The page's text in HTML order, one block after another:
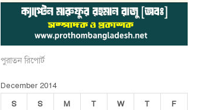
পুরাতন রিপোর্ট
December 2014
S
S M T W T F